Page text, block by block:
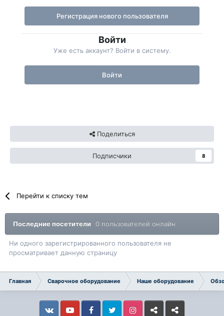
Регистрация нового пользователя
Войти
Уже есть аккаунт? Войти в систему.
Войти
Поделиться
Подписчики 8
Перейти к списку тем
Последние посетители 0 пользователей онлайн
Ни одного зарегистрированного пользователя не
просматривает данную страницу
Главная Сварочное оборудование Наше оборудование